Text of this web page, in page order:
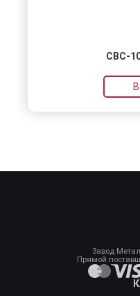
СВС-
В
Завод
Прямой